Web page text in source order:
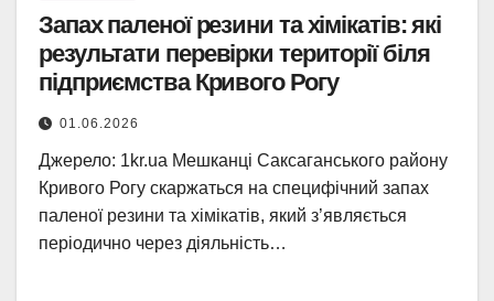
Запах паленої резини та хімікатів: які
результати перевірки території біля
підприємства Кривого Рогу
01.06.2026
Джерело: 1kr.ua Мешканці Саксаганського району
Кривого Рогу скаржаться на специфічний запах
паленої резини та хімікатів, який з’являється
періодично через діяльність…